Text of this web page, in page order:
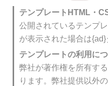
テンプレートHTML・
公開されているテンプ
が表示された場合は
テンプレートの利用に
弊社が著作権を所有す
ります。弊社提供以外